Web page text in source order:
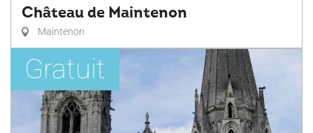
Château de Maintenon
Maintenon
Gratuit